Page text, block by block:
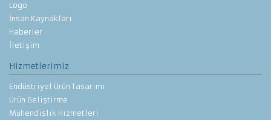
Logo
İnsan Kaynakları
Haberler
İletişim
Hizmetlerimiz
Endüstriyel Ürün Tasarımı
Ürün Geliştirme
Mühendislik Hizmetleri